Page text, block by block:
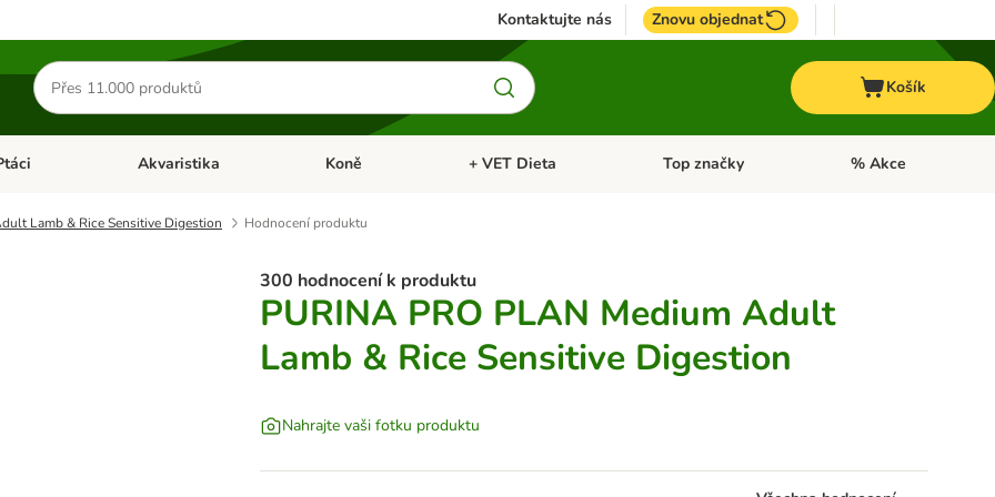
Kontaktujte nás Znovu objednat
Hledat
produkty
Košík
menu: Malá zvířataOtevřít menu: Ptáci
Akvaristika Otevřít menu: Akvaristika
Koně Otevřít menu: Koně
+ VET Dieta Otevřít menu: + VET Dieta
Top značky Otevřít menu: Top
% Akce
Lamb & Rice Sensitive Digestion Hodnocení produktu
300 hodnocení k produktu
PURINA PRO PLAN Medium Adult
Lamb & Rice Sensitive Digestion
Nahrajte vaši fotku produktu